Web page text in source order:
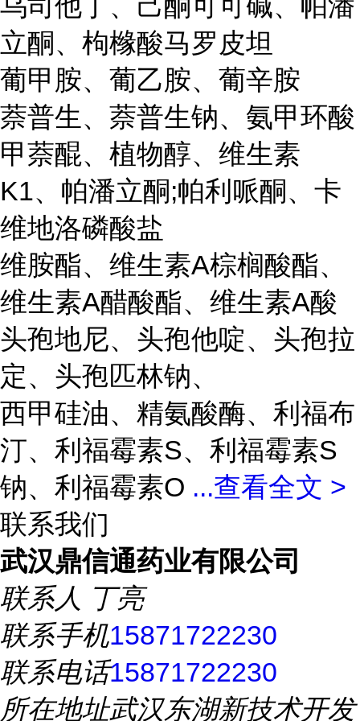
立酮、枸橼酸马罗皮坦
葡甲胺、葡乙胺、葡辛胺
萘普生、萘普生钠、氨甲环酸
甲萘醌、植物醇、维生素
K1、帕潘立酮;帕利哌酮、卡
维地洛磷酸盐
维胺酯、维生素A棕榈酸酯、
维生素A醋酸酯、维生素A酸
头孢地尼、头孢他啶、头孢拉
定、头孢匹林钠、
西甲硅油、精氨酸酶、利福布
汀、利福霉素S、利福霉素S
钠、利福霉素O ...查看全文 >
联系我们
武汉鼎信通药业有限公司
联系人 丁亮
联系手机15871722230
联系电话15871722230
所在地址武汉东湖新技术开发